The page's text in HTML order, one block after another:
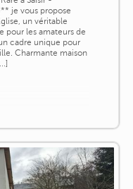
je vous propose
un véritable
pour les amateurs de
cadre unique pour
Charmante maison